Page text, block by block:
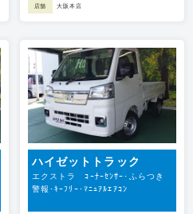
店舗 大阪本店
ハイゼットトラック
エクストラ ｺｰﾅｰｾﾝｻｰ･ふらつき
警報･ｷｰﾌﾘｰ･ﾏﾆｭｱﾙｴｱｺﾝ